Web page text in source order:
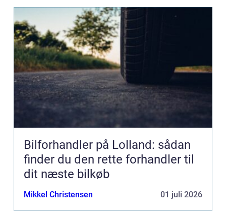
Bilforhandler på Lolland: sådan
finder du den rette forhandler til
dit næste bilkøb
Mikkel Christensen 01 juli 2026